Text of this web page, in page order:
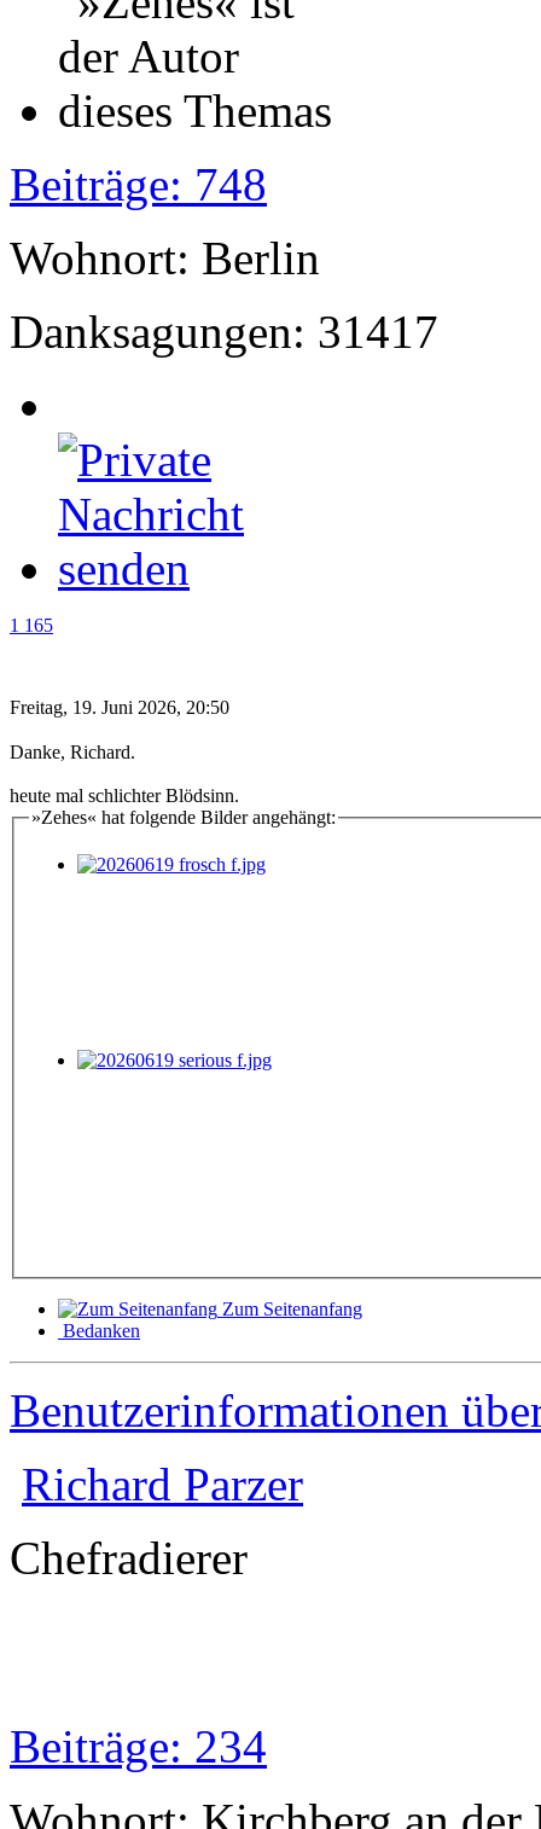
Beiträge: 748
Wohnort: Berlin
Danksagungen: 31417
1 165
Freitag, 19. Juni 2026, 20:50
Danke, Richard.
heute mal schlichter Blödsinn.
»Zehes« hat folgende Bilder angehängt:
Zum Seitenanfang
Bedanken
Benutzerinformationen
Richard Parzer
Chefradierer
Beiträge: 234